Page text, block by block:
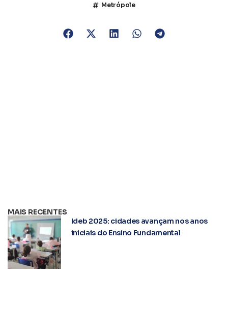
Metrópole
MAIS RECENTES
Ideb 2025: cidades avançam nos anos
iniciais do Ensino Fundamental